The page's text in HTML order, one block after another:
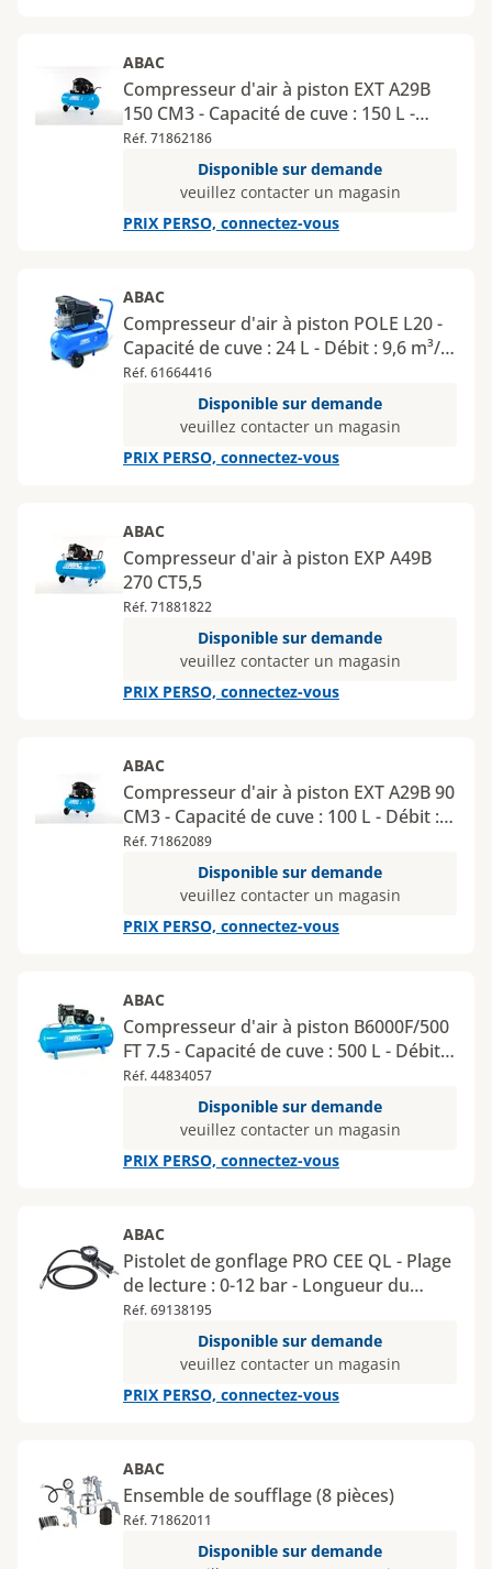
ABAC
Compresseur d'air à piston EXT A29B
150 CM3 - Capacité de cuve : 150 L -
Débit : 20,2 m³/h - Pression : 10 bar
Réf. 71862186
Disponible sur demande
veuillez contacter un magasin
PRIX PERSO, connectez-vous
ABAC
Compresseur d'air à piston POLE L20 -
Capacité de cuve : 24 L - Débit : 9,6 m³/h
- Pression : 10 bar
Réf. 61664416
Disponible sur demande
veuillez contacter un magasin
PRIX PERSO, connectez-vous
ABAC
Compresseur d'air à piston EXP A49B
270 CT5,5
Réf. 71881822
Disponible sur demande
veuillez contacter un magasin
PRIX PERSO, connectez-vous
ABAC
Compresseur d'air à piston EXT A29B 90
CM3 - Capacité de cuve : 100 L - Débit :
19,2 m³/h - Pression : 10 bar
Réf. 71862089
Disponible sur demande
veuillez contacter un magasin
PRIX PERSO, connectez-vous
ABAC
Compresseur d'air à piston B6000F/500
FT 7.5 - Capacité de cuve : 500 L - Débit :
41 m³/h - Pression : 11 bar
Réf. 44834057
Disponible sur demande
veuillez contacter un magasin
PRIX PERSO, connectez-vous
ABAC
Pistolet de gonflage PRO CEE QL - Plage
de lecture : 0-12 bar - Longueur du
tuyau : 1,5 mètres
Réf. 69138195
Disponible sur demande
veuillez contacter un magasin
PRIX PERSO, connectez-vous
ABAC
Ensemble de soufflage (8 pièces)
Réf. 71862011
Disponible sur demande